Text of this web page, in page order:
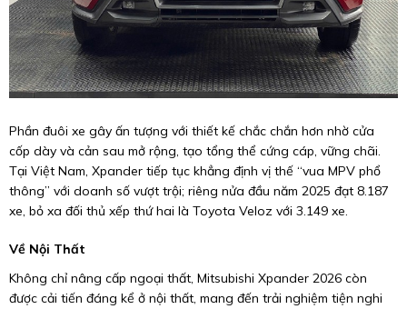
Phần đuôi xe gây ấn tượng với thiết kế chắc chắn hơn nhờ cửa
cốp dày và cản sau mở rộng, tạo tổng thể cứng cáp, vững chãi.
Tại Việt Nam, Xpander tiếp tục khẳng định vị thế “vua MPV phổ
thông” với doanh số vượt trội; riêng nửa đầu năm 2025 đạt 8.187
xe, bỏ xa đối thủ xếp thứ hai là Toyota Veloz với 3.149 xe.
Về Nội Thất
Không chỉ nâng cấp ngoại thất, Mitsubishi Xpander 2026 còn
được cải tiến đáng kể ở nội thất, mang đến trải nghiệm tiện nghi